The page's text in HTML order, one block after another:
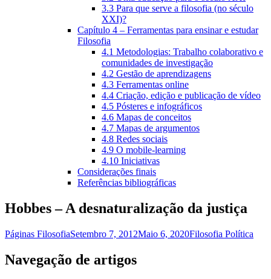
3.3 Para que serve a filosofia (no século
XXI)?
Capítulo 4 – Ferramentas para ensinar e estudar
Filosofia
4.1 Metodologias: Trabalho colaborativo e
comunidades de investigação
4.2 Gestão de aprendizagens
4.3 Ferramentas online
4.4 Criação, edição e publicação de vídeo
4.5 Pósteres e infográficos
4.6 Mapas de conceitos
4.7 Mapas de argumentos
4.8 Redes sociais
4.9 O mobile-learning
4.10 Iniciativas
Considerações finais
Referências bibliográficas
Hobbes – A desnaturalização da justiça
Páginas FilosofiaSetembro 7, 2012Maio 6, 2020Filosofia Política
Navegação de artigos